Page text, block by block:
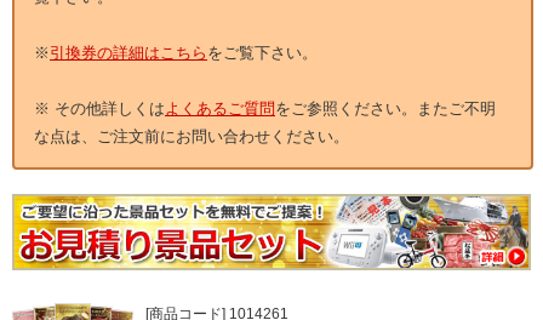
※ 引換券の詳細はこちら をご覧下さい。
※ その他詳しくはよくあるご質問をご参照ください。またご不明
な点は、ご注文前にお問い合わせください。
[商品コード] 1014261